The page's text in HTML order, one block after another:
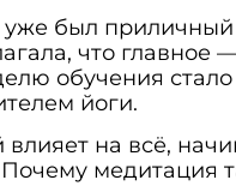
уже был
что главное
обучения
йоги.
на всё,
медитация